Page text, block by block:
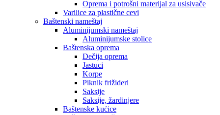
Oprema i potrošni materijal za usisivače
Varilice za plastične cevi
Baštenski nameštaj
Aluminijumski nameštaj
Aluminijumske stolice
Baštenska oprema
Dečija oprema
Jastuci
Korpe
Piknik frižideri
Saksije
Saksije, žardinjere
Baštenske kućice